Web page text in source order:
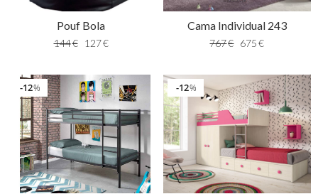
Pouf Bola
144€ 127€
Cama Individual 243
767€ 675 €
%
12 %
12